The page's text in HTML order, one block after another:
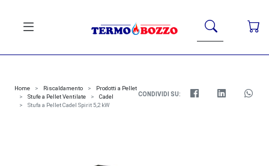
Home Riscaldamento
Prodotti a Pellet
Stufe a Pellet Ventilate
Cadel
Stufa a Pellet Cadel Spirit 5,2 kW
CONDIVIDI SU: